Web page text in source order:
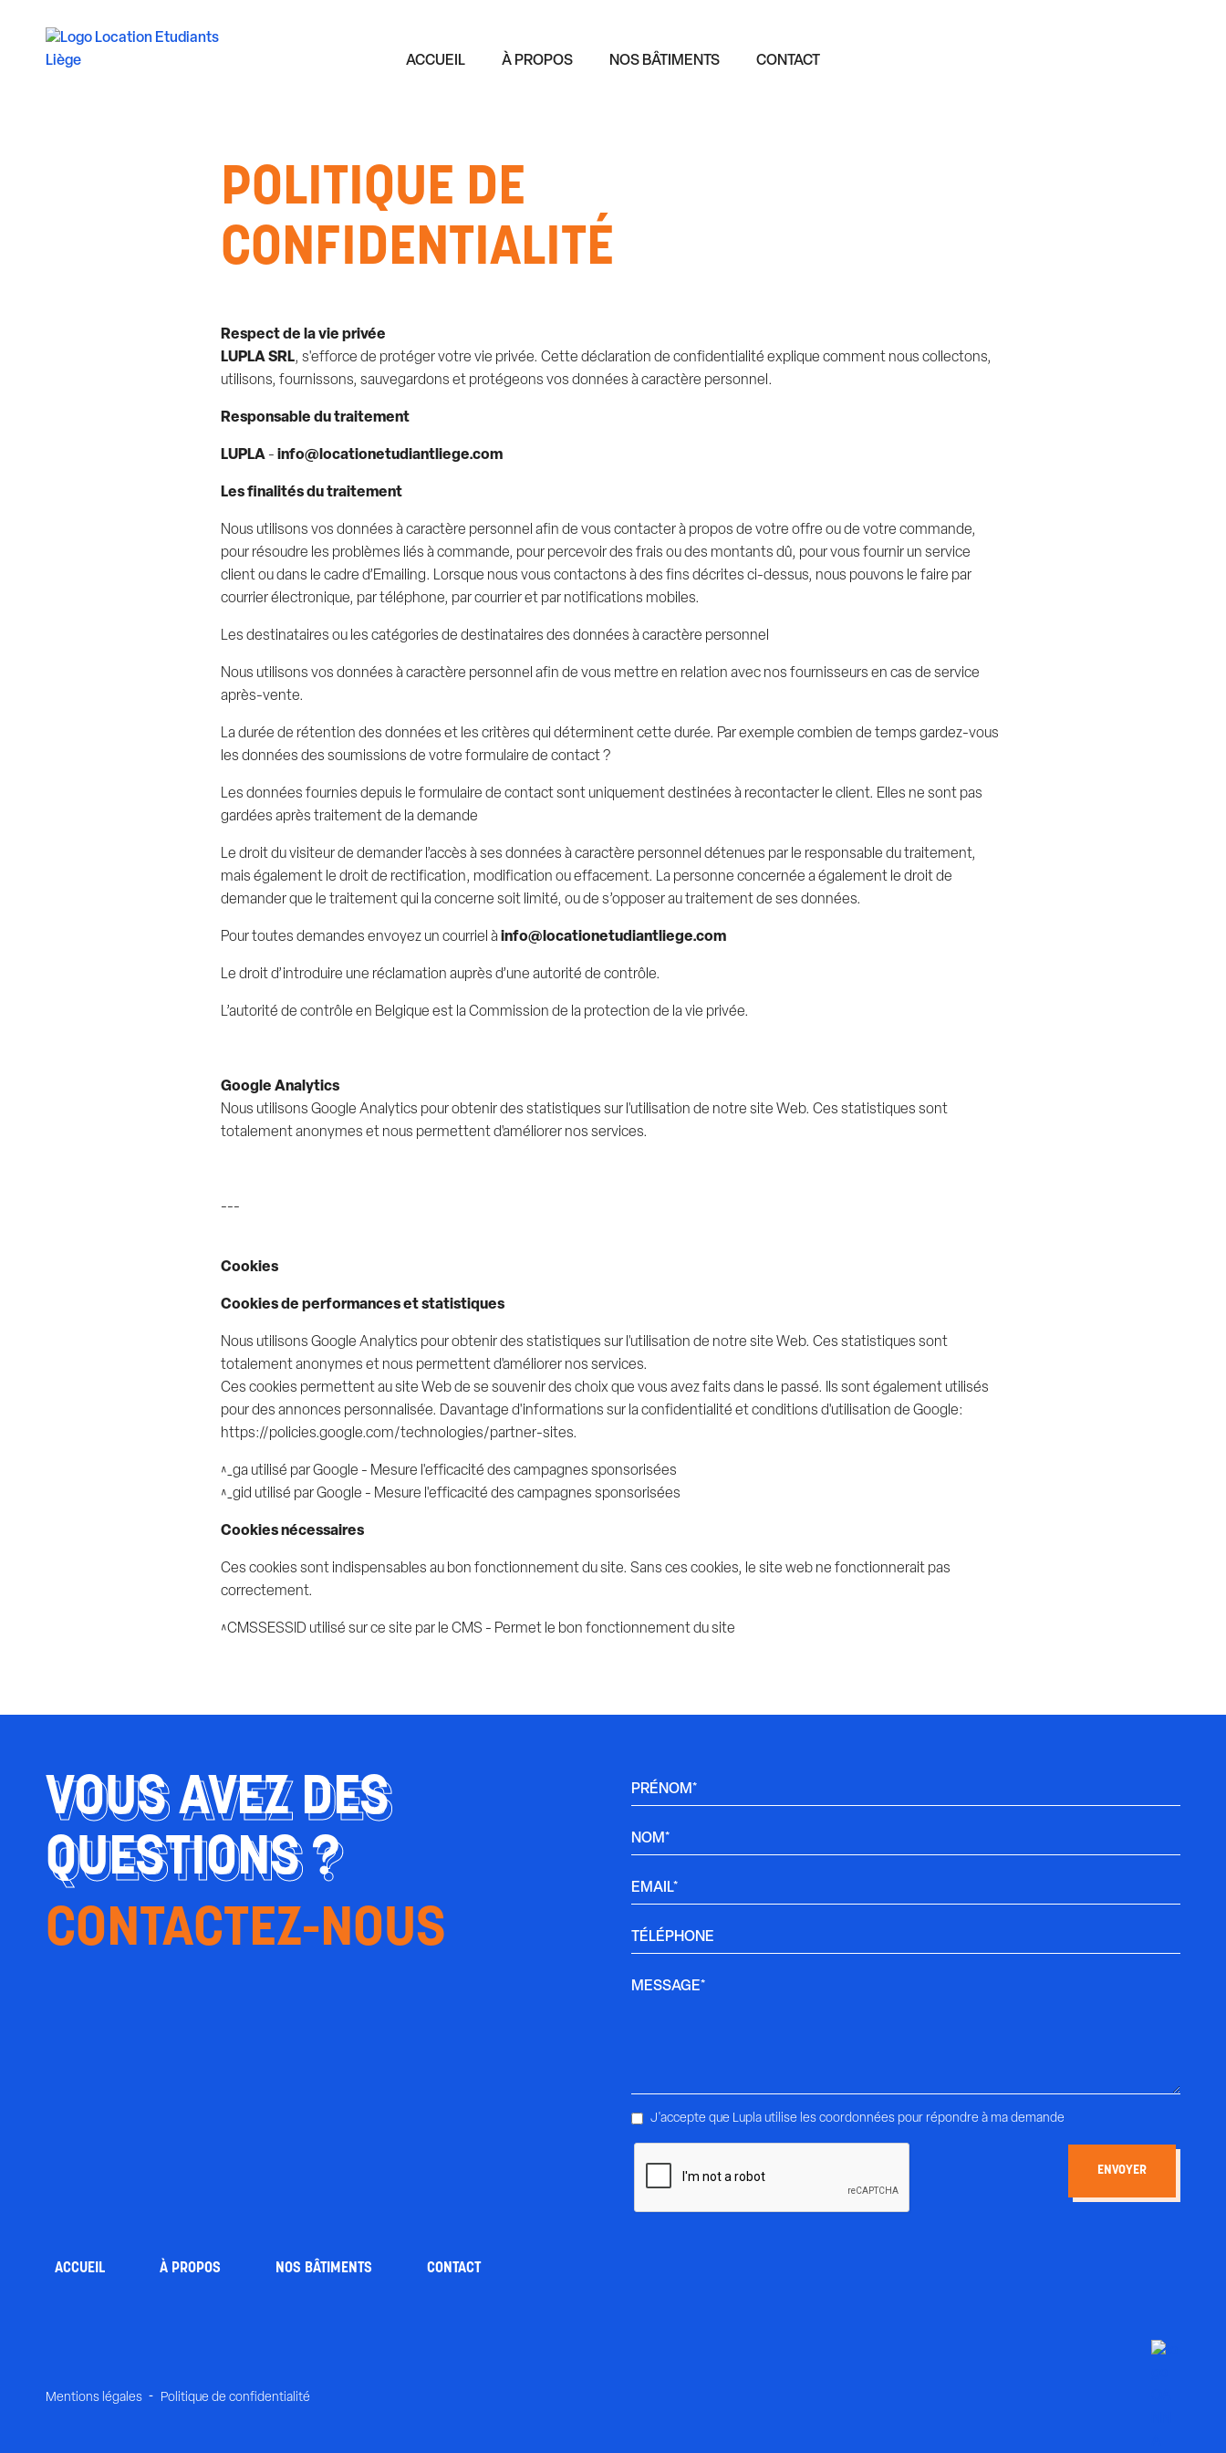
ACCUEIL À PROPOS NOS BÂTIMENTS CONTACT
POLITIQUE DE
CONFIDENTIALITÉ
Respect de la vie privée
LUPLA SRL, s'efforce de protéger votre vie privée. Cette déclaration de confidentialité explique comment nous collectons,
utilisons, fournissons, sauvegardons et protégeons vos données à caractère personnel.
Responsable du traitement
LUPLA - info@locationetudiantliege.com
Les finalités du traitement
Nous utilisons vos données à caractère personnel afin de vous contacter à propos de votre offre ou de votre commande,
pour résoudre les problèmes liés à commande, pour percevoir des frais ou des montants dû, pour vous fournir un service
client ou dans le cadre d’Emailing. Lorsque nous vous contactons à des fins décrites ci-dessus, nous pouvons le faire par
courrier électronique, par téléphone, par courrier et par notifications mobiles.
Les destinataires ou les catégories de destinataires des données à caractère personnel
Nous utilisons vos données à caractère personnel afin de vous mettre en relation avec nos fournisseurs en cas de service
après-vente.
La durée de rétention des données et les critères qui déterminent cette durée. Par exemple combien de temps gardez-vous
les données des soumissions de votre formulaire de contact ?
Les données fournies depuis le formulaire de contact sont uniquement destinées à recontacter le client. Elles ne sont pas
gardées après traitement de la demande
Le droit du visiteur de demander l’accès à ses données à caractère personnel détenues par le responsable du traitement,
mais également le droit de rectification, modification ou effacement. La personne concernée a également le droit de
demander que le traitement qui la concerne soit limité, ou de s’opposer au traitement de ses données.
Pour toutes demandes envoyez un courriel à info@locationetudiantliege.com
Le droit d’introduire une réclamation auprès d’une autorité de contrôle.
L’autorité de contrôle en Belgique est la Commission de la protection de la vie privée.
Google Analytics
Nous utilisons Google Analytics pour obtenir des statistiques sur l'utilisation de notre site Web. Ces statistiques sont
totalement anonymes et nous permettent d'améliorer nos services.
---
Cookies
Cookies de performances et statistiques
Nous utilisons Google Analytics pour obtenir des statistiques sur l'utilisation de notre site Web. Ces statistiques sont
totalement anonymes et nous permettent d'améliorer nos services.
Ces cookies permettent au site Web de se souvenir des choix que vous avez faits dans le passé. Ils sont également utilisés
pour des annonces personnalisée. Davantage d'informations sur la confidentialité et conditions d'utilisation de Google:
https://policies.google.com/technologies/partner-sites.
^_ga utilisé par Google - Mesure l'efficacité des campagnes sponsorisées
^_gid utilisé par Google - Mesure l'efficacité des campagnes sponsorisées
Cookies nécessaires
Ces cookies sont indispensables au bon fonctionnement du site. Sans ces cookies, le site web ne fonctionnerait pas
correctement.
^CMSSESSID utilisé sur ce site par le CMS - Permet le bon fonctionnement du site
VOUS AVEZ DES
QUESTIONS ?
CONTACTEZ-NOUS
PRÉNOM*
NOM*
EMAIL*
TÉLÉPHONE
MESSAGE*
J'accepte que Lupla utilise les coordonnées pour répondre à ma demande
ACCUEIL À PROPOS NOS BÂTIMENTS CONTACT
Mentions légales Politique de confidentialité